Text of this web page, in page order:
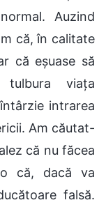
Auzind
că, în calitate
că eșuase să
viața
intrarea
Am căutat-
că nu făcea
că, dacă va
falsă.